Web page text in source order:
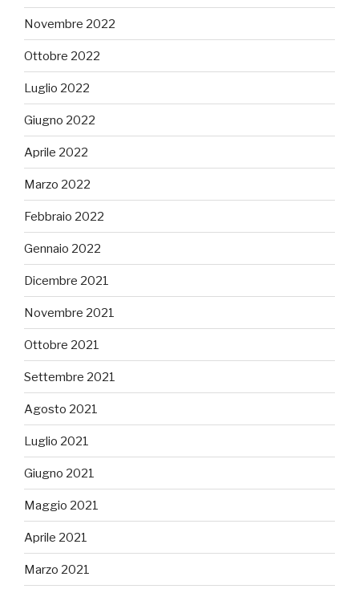
Novembre 2022
Ottobre 2022
Luglio 2022
Giugno 2022
Aprile 2022
Marzo 2022
Febbraio 2022
Gennaio 2022
Dicembre 2021
Novembre 2021
Ottobre 2021
Settembre 2021
Agosto 2021
Luglio 2021
Giugno 2021
Maggio 2021
Aprile 2021
Marzo 2021